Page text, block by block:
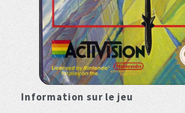
Information sur le jeu